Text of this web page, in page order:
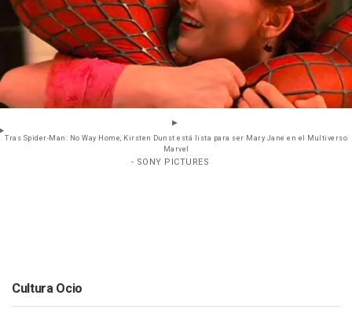
Tras Spider-Man: No Way Home, Kirsten Dunst está lista para ser Mary Jane en el Multiverso
Marvel
- SONY PICTURES
Cultura Ocio